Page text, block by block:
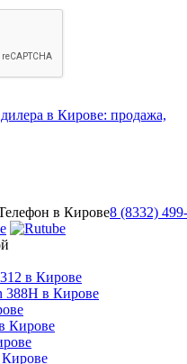
в Кирове8 (8332)